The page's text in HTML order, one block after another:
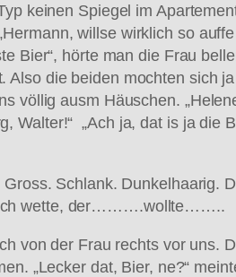
keinen Spiegel im
willse wirklich so
Bier“, hörte man die Frau
Also die beiden mochten sich
völlig ausm Häuschen.
Walter!“ „Ach ja, dat is ja die
Schlank. Dunkelhaarig.
Ich wette, der……….wollte……..
der Frau rechts vor uns.
„Lecker dat, Bier, ne?“